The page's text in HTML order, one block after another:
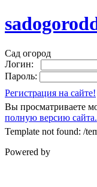
Сад огород
Логин:
Пароль:
Регистрация на сайте!
Вы просматриваете
полную версию сайта.
Template not found: /
Powered by